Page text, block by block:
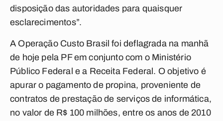
disposição das autoridades para quaisquer
esclarecimentos”.
A Operação Custo Brasil foi deflagrada na manhã
de hoje pela PF em conjunto com o Ministério
Público Federal e a Receita Federal. O objetivo é
apurar o pagamento de propina, proveniente de
contratos de prestação de serviços de informática,
no valor de R$ 100 milhões, entre os anos de 2010